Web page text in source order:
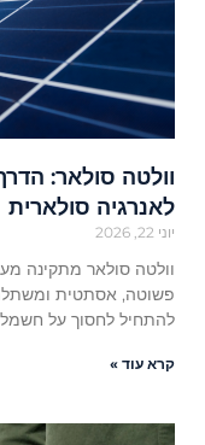
וולטה סולאר:
לאנרגיה סולארית
יוני 22, 2026
וולטה סולאר מתקינה
פשוטה, אסתטית
להתחיל לחסוך על חשמל
קרא עוד »